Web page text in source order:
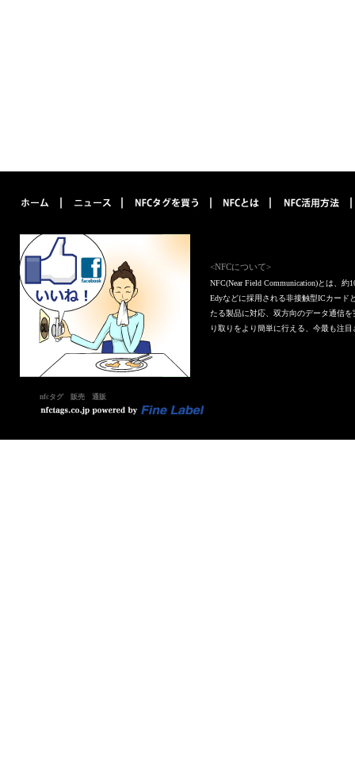
<NFCについて>
NFC(Near Field Communication)とは、
Edyなどに採用される非接触型ICカード
たる製品に対応、双方向のデータ通信
り取りをより簡単に行える、今最も注
nfcタグ 販売 通販